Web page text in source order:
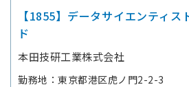
【1855】データサイエンティ
ド
本田技研工業株式会社
勤務地
東京都港区虎ノ門2-2-3